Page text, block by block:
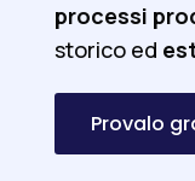
processi
storico ed
Provalo